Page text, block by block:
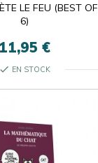
LE FEU (BEST OF
6)
11,95 €
check EN STOCK